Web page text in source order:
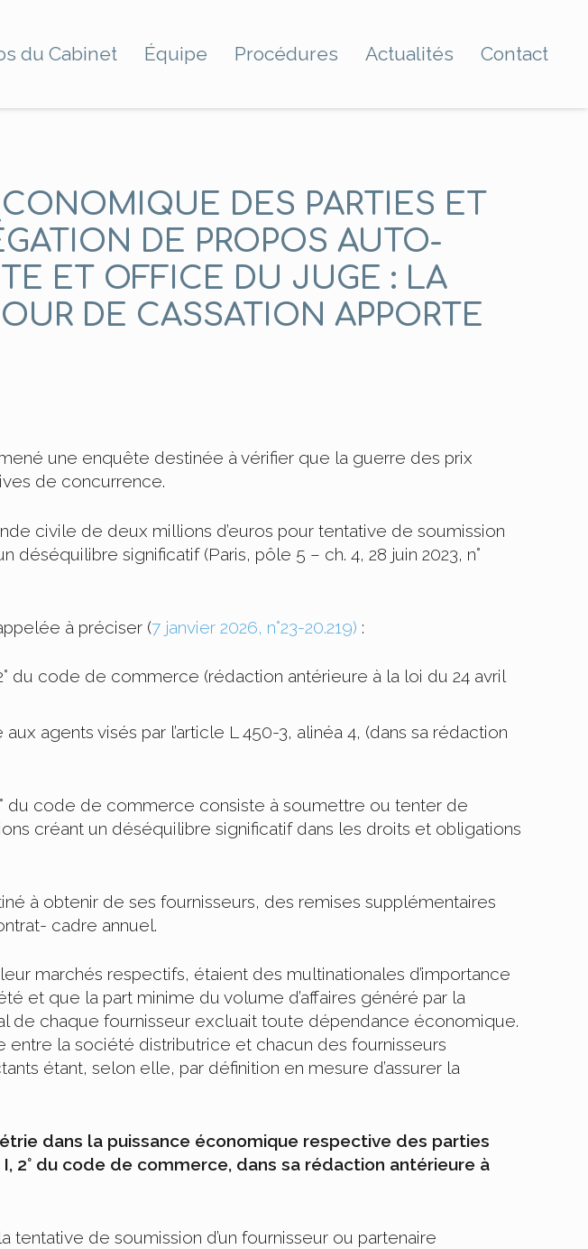
du Cabinet Équipe Procédures Actualités Contact
DES PARTIES ET
DE PROPOS AUTO-
ET OFFICE DU JUGE : LA
DE CASSATION APPORTE
une enquête destinée à vérifier que la guerre des prix
de concurrence.
civile de deux millions d’euros pour tentative de soumission
significatif (Paris, pôle 5 – ch. 4, 28 juin 2023, n°
à préciser (7 janvier 2026, n°23-20.219) :
du code de commerce (rédaction antérieure à la loi du 24 avril
agents visés par l’article L 450-3, alinéa 4, (dans sa rédaction
du code de commerce consiste à soumettre ou tenter de
créant un déséquilibre significatif dans les droits et obligations
à obtenir de ses fournisseurs, des remises supplémentaires
cadre annuel.
marchés respectifs, étaient des multinationales d’importance
et que la part minime du volume d’affaires généré par la
de chaque fournisseur excluait toute dépendance économique.
la société distributrice et chacun des fournisseurs
étant, selon elle, par définition en mesure d’assurer la
dans la puissance économique respective des parties
2° du code de commerce, dans sa rédaction antérieure à
de soumission d’un fournisseur ou partenaire